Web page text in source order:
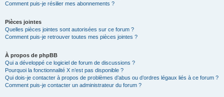
Comment puis-je résilier mes abonnements ?
Pièces jointes
Quelles pièces jointes sont autorisées sur ce forum ?
Comment puis-je retrouver toutes mes pièces jointes ?
À propos de phpBB
Qui a développé ce logiciel de forum de discussions ?
Pourquoi la fonctionnalité X n’est pas disponible ?
Qui dois-je contacter à propos de problèmes d’abus ou d’ordres légaux liés à ce forum ?
Comment puis-je contacter un administrateur du forum ?